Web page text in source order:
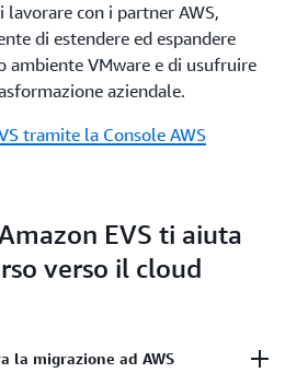
con i partner AWS,
di estendere ed espandere
ambiente VMware e di usufruire
aziendale.
tramite la Console AWS
EVS ti aiuta
verso il cloud
la migrazione ad AWS